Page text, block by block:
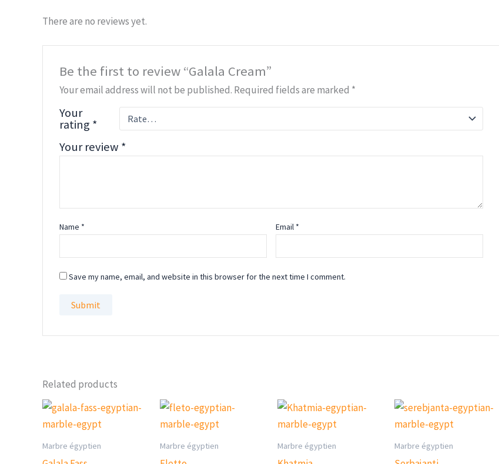
There are no reviews yet.
Be the first to review “Galala Cream”
Your email address will not be published. Required fields are marked *
Your
rating *
Your review *
Name * Email *
Save my name, email, and website in this browser for the next time I comment.
Related products
Marbre égyptien Marbre égyptien Marbre égyptien Marbre égyptien